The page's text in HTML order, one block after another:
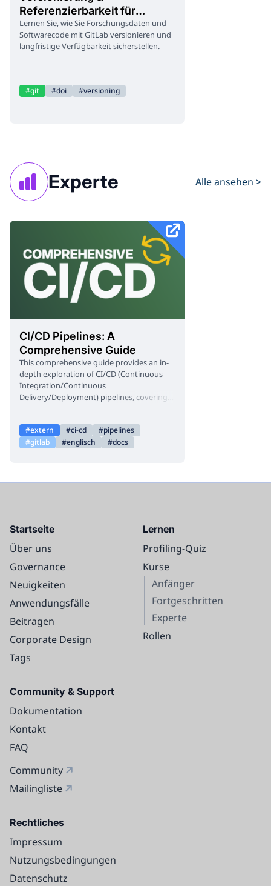
Referenzierbarkeit für
Forschungsdaten
Lernen Sie, wie Sie Forschungsdaten und
Softwarecode mit GitLab versionieren und
langfristige Verfügbarkeit sicherstellen.
git doi versioning
Experte Alle ansehen >
CI/CD Pipelines: A
Comprehensive Guide
This comprehensive guide provides an in-
depth exploration of CI/CD (Continuous
Integration/Continuous
Delivery/Deployment) pipelines, covering
the build, test, and deployment phases of
your application, from initial setup and
development.
extern ci-cd
pipelines
gitlab
englisch docs
Startseite
Über uns
Governance
Neuigkeiten
Anwendungsfälle
Beitragen
Corporate Design
Tags
Lernen
Profiling-Quiz
Kurse
Anfänger
Fortgeschritten
Experte
Rollen
Community & Support
Dokumentation
Kontakt
FAQ
Community
Mailingliste
Rechtliches
Impressum
Nutzungsbedingungen
Datenschutz